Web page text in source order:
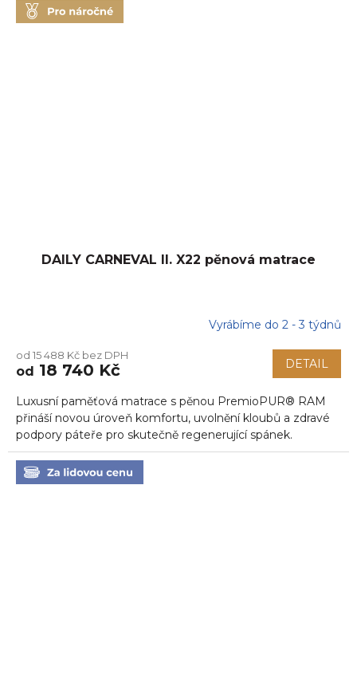
DAILY CARNEVAL II. X22 pěnová matrace
produktu
je
z
5
hvězdiček.
Vyrábíme do 2 - 3 týdnů
od 15 488 Kč bez DPH
od 18 740 Kč DETAIL
Luxusní paměťová matrace s pěnou PremioPUR® RAM
přináší novou úroveň komfortu, uvolnění kloubů a zdravé
podpory páteře pro skutečně regenerující spánek.